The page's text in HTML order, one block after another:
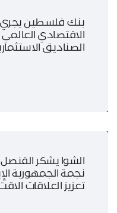
بنك فلسطين
الاقتصادي
الصناديق
الشوا يشكر
نجمة الجمهورية
تعزيز العلاقات